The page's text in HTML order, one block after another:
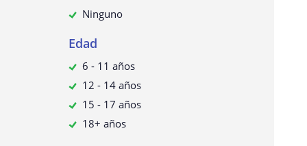
Ninguno
Edad
6 - 11 años
12 - 14 años
15 - 17 años
18+ años